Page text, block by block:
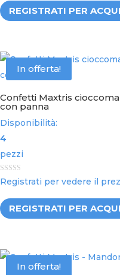
o
f
REGISTRATI PER
In offerta!
Confetti Maxtris
con panna
Disponibilità:
4
pezzi
0
o
o
f
Registrati per vedere il
REGISTRATI PER
In offerta!